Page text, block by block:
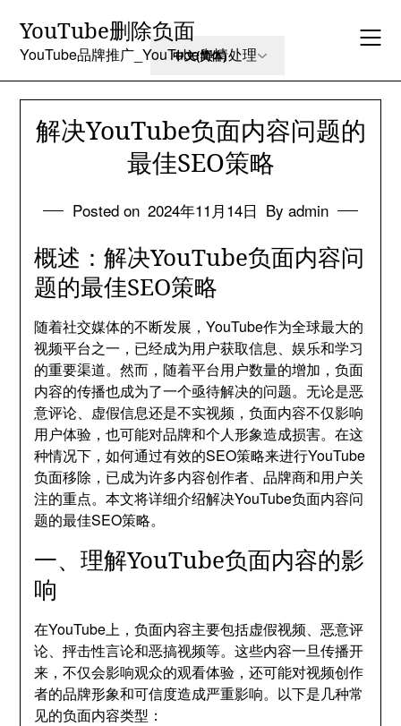
content
YouTube删除负面
YouTube品牌推广_YouTube舆情处理
解决YouTube负面内容问题的
最佳SEO策略
Posted on 2024年11月14日 By admin
概述：解决YouTube负面内容问
题的最佳SEO策略
随着社交媒体的不断发展，YouTube作为全球最大的
视频平台之一，已经成为用户获取信息、娱乐和学习
的重要渠道。然而，随着平台用户数量的增加，负面
内容的传播也成为了一个亟待解决的问题。无论是恶
意评论、虚假信息还是不实视频，负面内容不仅影响
用户体验，也可能对品牌和个人形象造成损害。在这
种情况下，如何通过有效的SEO策略来进行YouTube
负面移除，已成为许多内容创作者、品牌商和用户关
注的重点。本文将详细介绍解决YouTube负面内容问
题的最佳SEO策略。
一、理解YouTube负面内容的影
响
在YouTube上，负面内容主要包括虚假视频、恶意评
论、抨击性言论和恶搞视频等。这些内容一旦传播开
来，不仅会影响观众的观看体验，还可能对视频创作
者的品牌形象和可信度造成严重影响。以下是几种常
见的负面内容类型：